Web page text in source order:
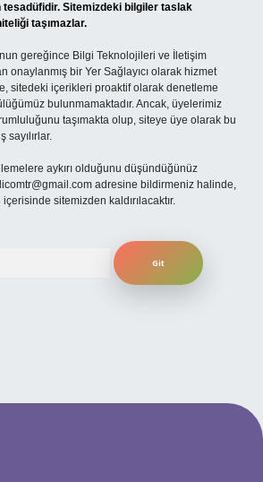
tesadüfidir. Sitemizdeki bilgiler taslak
taşımazlar.
gereğince Bilgi Teknolojileri ve İletişim
onaylanmış bir Yer Sağlayıcı olarak hizmet
sitedeki içerikleri proaktif olarak denetleme
bulunmamaktadır. Ancak, üyelerimiz
taşımakta olup, siteye üye olarak bu
sayılırlar.
aykırı olduğunu düşündüğünüz
adresine bildirmeniz halinde,
sitemizden kaldırılacaktır.